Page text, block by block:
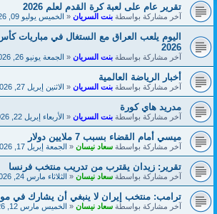
تقرير عام على لعبة كرة القدم لعلم 2026
آخر مشاركة بواسطةبنت السريان«الخميس يوليو 09, 2026 1:39 am
اليوم يلعب العراق مع الستغال في مباريات كأس
2026
آخر مشاركة بواسطةبنت السريان«الجمعة يونيو 26, 2026 4:20 pm
أخبار الرياضة العالمية
آخر مشاركة بواسطةبنت السريان«الاثنين إبريل 27, 2026 7:38 pm
مدريد هاي كورة
آخر مشاركة بواسطةبنت السريان«الأربعاء إبريل 22, 2026 4:18 pm
ميسي أمام القضاء بسبب 7 ملايين دولار
آخر مشاركة بواسطةسعاد نيسان«الجمعة إبريل 17, 2026 6:18 pm
تقرير: زيدان يقترب من تدريب منتخب فرنسا
آخر مشاركة بواسطةسعاد نيسان«الثلاثاء مارس 24, 2026 12:00 pm
ترامب: منتخب إيران لا ينبغي أن يشارك في
آخر مشاركة بواسطةسعاد نيسان«الخميس مارس 12, 2026 5:35 pm